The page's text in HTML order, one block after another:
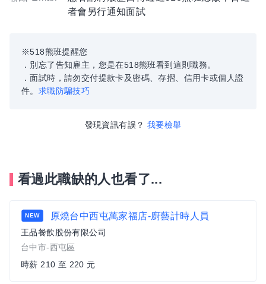
者會另行通知面試
※518熊班提醒您
．別忘了告知雇主，您是在518熊班看到這則職務。
．面試時，請勿交付提款卡及密碼、存摺、信用卡或個人證
件。 求職防騙技巧
發現資訊有誤？ 我要檢舉
看過此職缺的人也看了...
NEW 原燒台中西屯萬家福店-廚藝計時人員
王品餐飲股份有限公司
台中市-西屯區
時薪 210 至 220 元